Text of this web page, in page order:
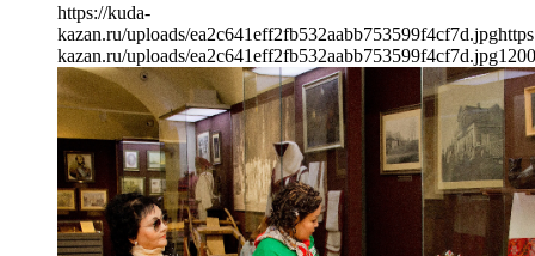
https://kuda-
kazan.ru/uploads/ea2c641eff2fb532aabb753599f4cf7d.jpg
kazan.ru/uploads/ea2c641eff2fb532aabb753599f4cf7d.jpg1200